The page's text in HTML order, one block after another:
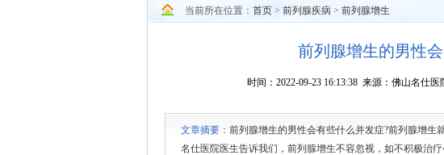
当前所在位置： 首页 > 前列腺疾病 > 前列腺增生
前列腺增生的男性
时间：2022-09-23 16:13:38 来源：佛山名
文章摘要： 前列腺增生的男性会有些什么并发症?前列腺增生
名仕医院医生告诉我们，前列腺增生不容忽视，如不积极治